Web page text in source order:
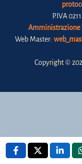
P.IVA
Amministrazione
Web Master:
Copyright ©